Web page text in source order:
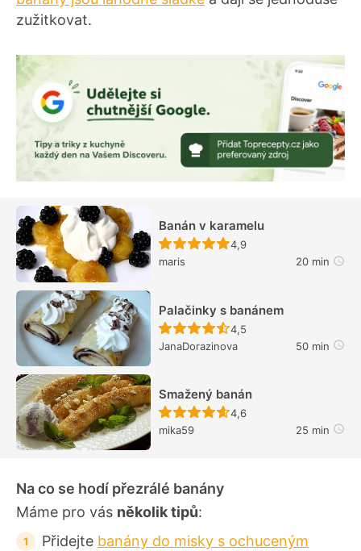
zužitkovat.
Banán v karamelu
Recept ještě nebyl
4,9
maris
20 min
Palačinky s banánem
Recept ještě nebyl
4,5
JanaDorazinova
50 min
Smažený banán
Recept ještě nebyl
4,6
mika59
25 min
Na co se hodí přezrálé banány
Máme pro vás několik tipů:
Přidejte banány do misky s ochuceným